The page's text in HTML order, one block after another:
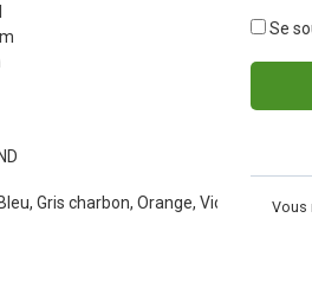
ND
Bleu, Gris charbon, Orange, Violet
Se
Vous